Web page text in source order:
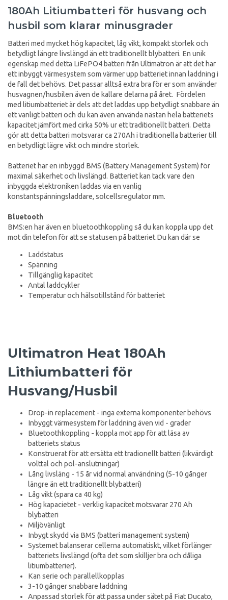
180Ah Litiumbatteri för husvang och
husbil som klarar minusgrader
Batteri med mycket hög kapacitet, låg vikt, kompakt storlek och
betydligt längre livslängd än ett traditionellt blybatteri. En unik
egenskap med detta LiFePO4 batteri från Ultimatron är att det har
ett inbyggt värmesystem som värmer upp batteriet innan laddning i
de fall det behövs. Det passar alltså extra bra för er som använder
husvagnen/husbilen även de kallare delarna på året. Fördelen
med litiumbatteriet är dels att det laddas upp betydligt snabbare än
ett vanligt batteri och du kan även använda nästan hela batteriets
kapacitet jämfört med cirka 50% ur ett traditionellt batteri. Detta
gör att detta batteri motsvarar ca 270Ah i traditionella batterier till
en betydligt lägre vikt och mindre storlek.
Batteriet har en inbyggd BMS (Battery Management System) för
maximal säkerhet och livslängd. Batteriet kan tack vare den
inbyggda elektroniken laddas via en vanlig
konstantspänningsladdare, solcellsregulator mm.
Bluetooth
BMS:en har även en bluetoothkoppling så du kan koppla upp det
mot din telefon för att se statusen på batteriet.Du kan där se
Laddstatus
Spänning
Tillgänglig kapacitet
Antal laddcykler
Temperatur och hälsotillstånd för batteriet
Ultimatron Heat 180Ah
Lithiumbatteri för
Husvang/Husbil
Drop-in replacement - inga externa komponenter behövs
Inbyggt värmesystem för laddning även vid - grader
Bluetoothkoppling - koppla mot app för att läsa av
batteriets status
Konstruerat för att ersätta ett tradionellt batteri (likvärdigt
volttal och pol-anslutningar)
Lång livsläng - 15 år vid normal användning (5-10 gånger
längre än ett traditionellt blybatteri)
Låg vikt (spara ca 40 kg)
Hög kapacietet - verklig kapacitet motsvarar 270 Ah
blybatteri
Miljövänligt
Inbygt skydd via BMS (batteri management system)
Systemet balanserar cellerna automatiskt, vilket förlänger
batteriets livslängd (ofta det som skilljer bra och dåliga
litiumbatterier).
Kan serie och parallellkopplas
3-10 gånger snabbare laddning
Anpassad storlek för att passa under sätet på Fiat Ducato,